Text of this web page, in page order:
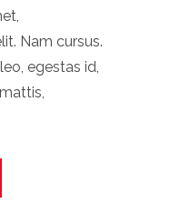
Nam cursus.
egestas id,